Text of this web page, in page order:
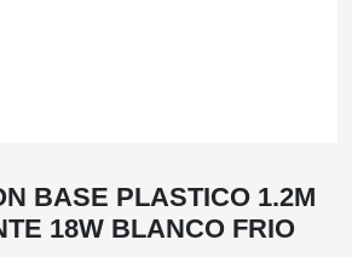
BASE PLASTICO 1.2M
18W BLANCO FRIO